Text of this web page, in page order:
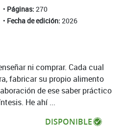
Páginas: 270
Fecha de edición: 2026
DISPONIBLE
ni comprar. Cada cual
fabricar su propio alimento
de ese saber práctico
He ahí ...